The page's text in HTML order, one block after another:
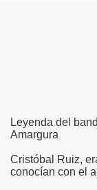
Leyenda del
Amargura
Cristóbal Ruiz,
conocían con el